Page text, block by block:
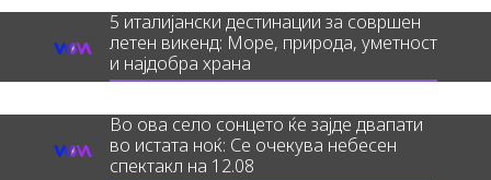
5 италијански дестинации за совршен
летен викенд: Море, природа, уметност
и најдобра храна
Во ова село сонцето ќе зајде двапати
во истата ноќ: Се очекува небесен
спектакл на 12.08